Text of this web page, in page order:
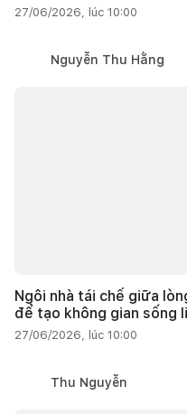
27/06/2026, lúc 10:00
Nguyễn Thu Hằng
Ngôi nhà tái chế giữa
để tạo không gian sống
27/06/2026, lúc 10:00
Thu Nguyễn